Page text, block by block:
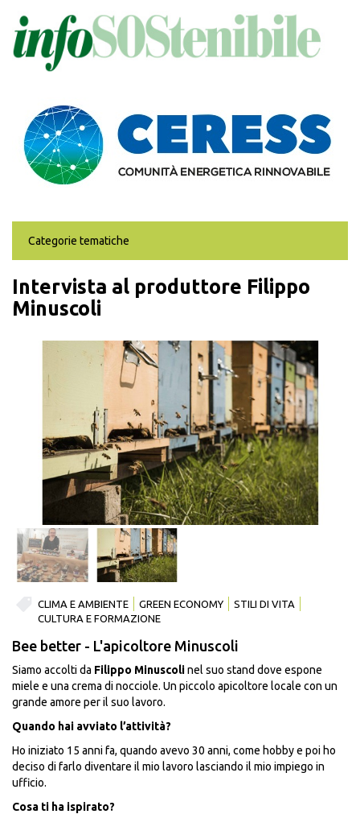
contenuto
principale
Categorie tematiche
Intervista al produttore Filippo
Minuscoli
CLIMA E AMBIENTE GREEN ECONOMY
STILI DI VITA
CULTURA E FORMAZIONE
Bee better - L'apicoltore Minuscoli
Siamo accolti da Filippo Minuscolinel suo stand dove espone
miele e una crema di nocciole. Un piccolo apicoltore locale con un
grande amore per il suo lavoro.
Quando hai avviato l’attività?
Ho iniziato 15 anni fa, quando avevo 30 anni, come hobby e poi ho
deciso di farlo diventare il mio lavoro lasciando il mio impiego in
ufficio.
Cosa ti ha ispirato?